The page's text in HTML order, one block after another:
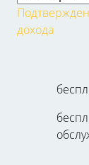
дохода